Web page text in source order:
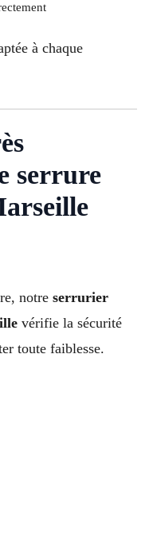
à chaque
serrure
notre serrurier
vérifie la sécurité
toute faiblesse.